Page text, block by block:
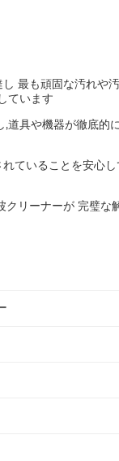
最も頑固な汚れや
ています
具や機器が徹底
ていることを安心
リーナーが 完璧